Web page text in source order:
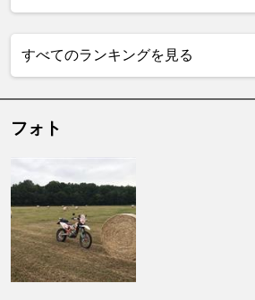
すべてのランキングを見る
フォト